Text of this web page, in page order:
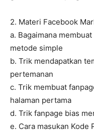
2. Materi Facebook
a. Bagaimana
metode simple
b. Trik mendapatkan
pertemanan
c. Trik membuat
halaman pertama
d. Trik fanpage bias
e. Cara masukan Kode